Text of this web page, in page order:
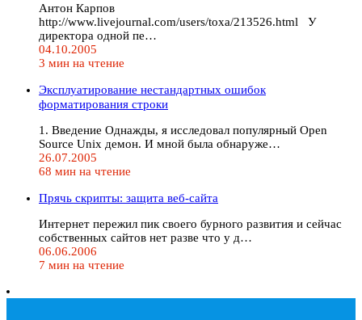
Антон Карпов
http://www.livejournal.com/users/toxa/213526.html У
директора одной пе…
04.10.2005
3 мин на чтение
Эксплуатирование нестандартных ошибок
форматирования строки
1. Введение Однажды, я исследовал популярный Open
Source Unix демон. И мной была обнаруже…
26.07.2005
68 мин на чтение
Прячь скрипты: защита веб-сайта
Интернет пережил пик своего бурного развития и сейчас
собственных сайтов нет разве что у д…
06.06.2006
7 мин на чтение